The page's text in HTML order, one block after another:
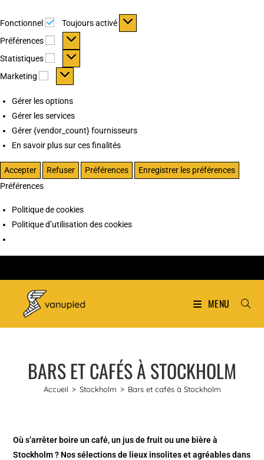
Fonctionnel Fonctionnel
Toujours activé
Préférences
Préférences
Statistiques Statistiques
Marketing Marketing
Gérer les options
Gérer les services
Gérer {vendor_count} fournisseurs
En savoir plus sur ces finalités
Accepter Refuser Préférences
Enregistrer les préférences
Préférences
Politique de cookies
Politique d’utilisation des cookies
MENU
BARS ET CAFÉS À STOCKHOLM
Accueil > Stockholm > Bars et cafés à Stockholm
Où s’arrêter boire un café, un jus de fruit ou une bière à
Stockholm ? Nos sélections de lieux insolites et agréables dans